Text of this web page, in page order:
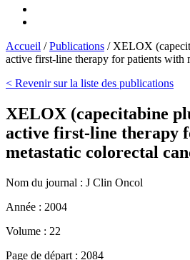
Accueil /Publications / XELOX
active first-line therapy for patients with
< Revenir sur la liste des publications
XELOX (capecitabine
active first-line therapy
metastatic colorectal
Nom du journal : J Clin Oncol
Année : 2004
Volume : 22
Page de départ : 2084